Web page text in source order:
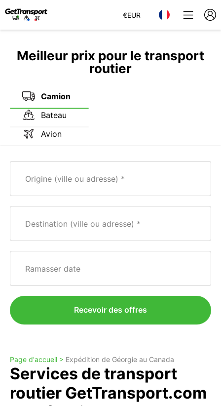
€EUR
Meilleur prix pour le transport
routier
Camion
Bateau
Avion
Origine (ville ou adresse)
Destination (ville ou adresse)
Ramasser date
Recevoir des offres
Page d'accueil > Expédition de Géorgie au Canada
Services de transport
routier GetTransport.com